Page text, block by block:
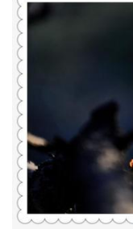
美
术
图
库
容
易
寫
錯
用
錯